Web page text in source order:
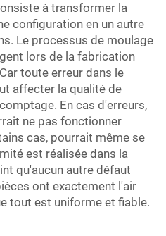
à transformer la
configuration en un autre
Le processus de moulage
lors de la fabrication
toute erreur dans le
affecter la qualité de
En cas d'erreurs,
ne pas fonctionner
cas, pourrait même se
est réalisée dans la
qu'aucun autre défaut
ont exactement l'air
tout est uniforme et fiable.